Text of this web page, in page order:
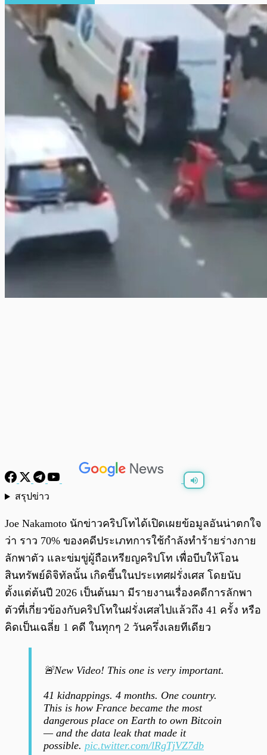
สรุปข่าว
Joe Nakamoto นักข่าวคริปโทได้เปิดเผยข้อมูลอันน่าตกใจ
ว่า ราว 70% ของคดีประเภทการใช้กำลังทำร้ายร่างกาย
ลักพาตัว และข่มขู่ผู้ถือเหรียญคริปโท เพื่อบีบให้โอน
สินทรัพย์ดิจิทัลนั้น เกิดขึ้นในประเทศฝรั่งเศส โดยนับ
ตั้งแต่ต้นปี 2026 เป็นต้นมา มีรายงานเรื่องคดีการลักพา
ตัวที่เกี่ยวข้องกับคริปโทในฝรั่งเศสไปแล้วถึง 41 ครั้ง หรือ
คิดเป็นเฉลี่ย 1 คดี ในทุกๆ 2 วันครึ่งเลยทีเดียว
🚨New Video! This one is very important.
41 kidnappings. 4 months. One country.
This is how France became the most
dangerous place on Earth to own Bitcoin
— and the data leak that made it
possible. pic.twitter.com/lRgTjVZ7db